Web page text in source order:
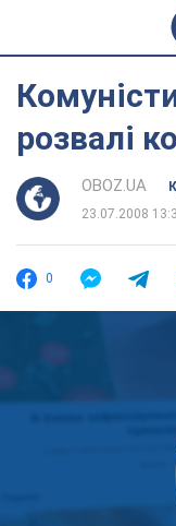
розвалі
OBOZ.UA
23.07.2008
0